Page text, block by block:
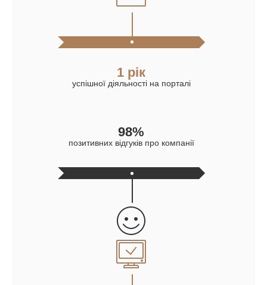
1 рік
успішної діяльності на порталі
98%
позитивних відгуків про компанії